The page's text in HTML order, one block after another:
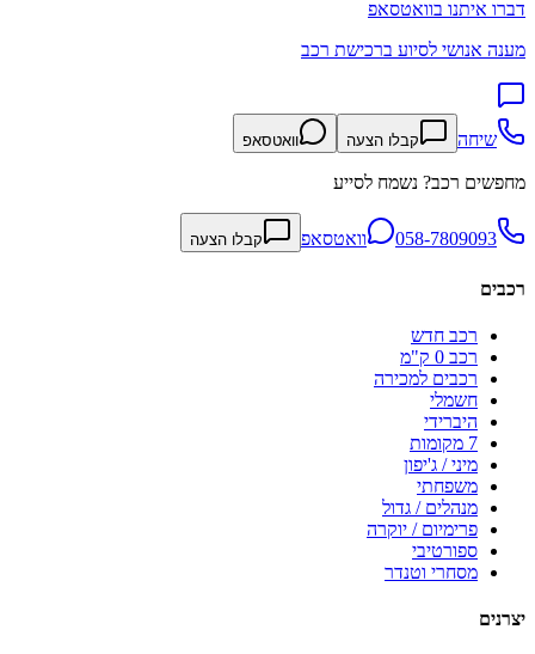
דברו איתנו בוואטסאפ
מענה אנושי לסיוע ברכישת רכב
שיחה קבלו הצעה וואטסאפ
מחפשים רכב? נשמח לסייע
058-7809093 וואטסאפ קבלו הצעה
רכבים
רכב חדש
רכב 0 ק"מ
רכבים למכירה
חשמלי
היברידי
7 מקומות
מיני / ג'יפון
משפחתי
מנהלים / גדול
פרימיום / יוקרה
ספורטיבי
מסחרי וטנדר
יצרנים